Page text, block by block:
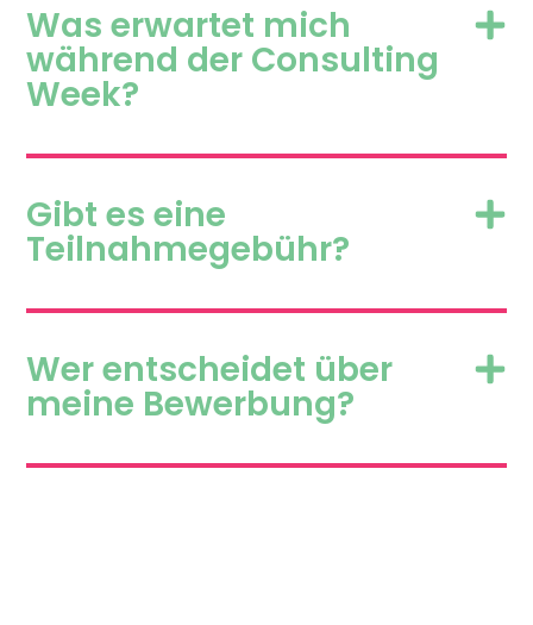
Was erwartet mich
während der Consulting
Week?
Gibt es eine
Teilnahmegebühr?
Wer entscheidet über
meine Bewerbung?